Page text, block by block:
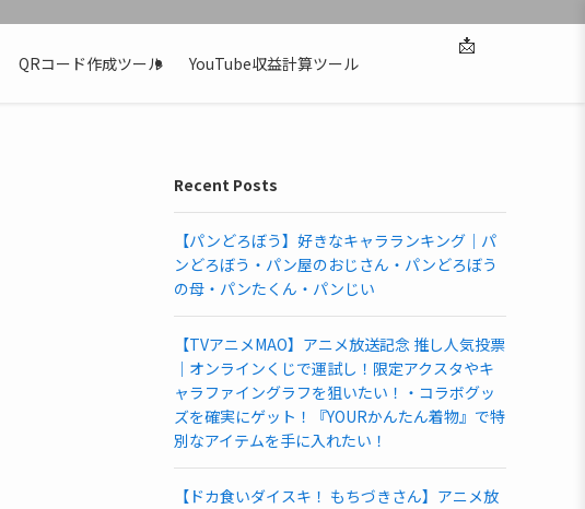
QRコード作成ツール YouTube収益計算ツール
📩
Recent Posts
【パンどろぼう】好きなキャラランキング｜パ
ンどろぼう・パン屋のおじさん・パンどろぼう
の母・パンたくん・パンじい
【TVアニメMAO】アニメ放送記念 推し人気投票
｜オンラインくじで運試し！限定アクスタやキ
ャラファイングラフを狙いたい！・コラボグッ
ズを確実にゲット！『YOURかんたん着物』で特
別なアイテムを手に入れたい！
【ドカ食いダイスキ！ もちづきさん】アニメ放